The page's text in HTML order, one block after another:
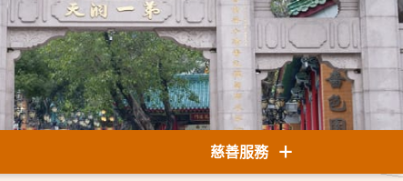
慈善服務